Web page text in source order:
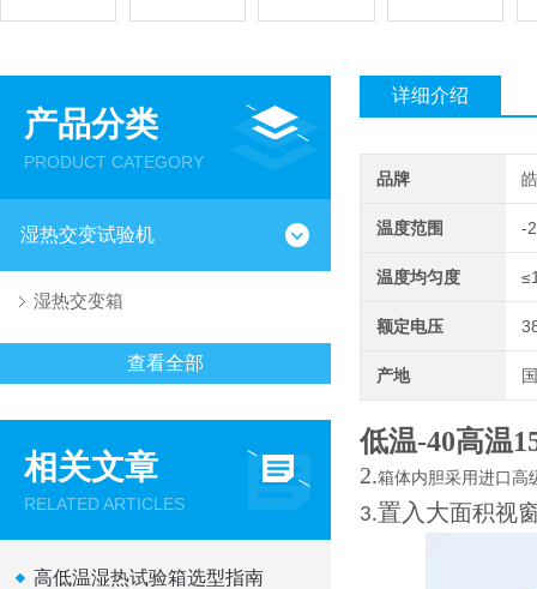
产品分类
PRODUCT CATEGORY
湿热交变试验机
湿热交变箱
查看全部
相关文章
RELATED ARTICLES
高低温湿热试验箱选型指南
详细介绍
品牌
温度范围 -
温度均匀度
额定电压
产地
低温-40高温
2.箱体内胆采用进口高
3.置入大面积视